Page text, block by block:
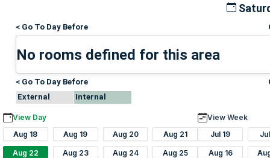
< Go To Day Before
No rooms defined for this area
< Go To Day Before
External
Internal
View Day
Aug 18
Aug 19 Aug 20 Aug 21
Aug 22 Aug 23 Aug 24 Aug 25
View Week
Jul 19
Aug 16